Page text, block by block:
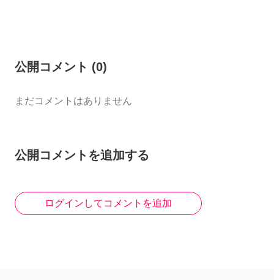
公開コメント (0)
まだコメントはありません
公開コメントを追加する
ログインしてコメントを追加